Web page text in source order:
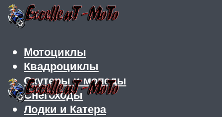
Мотоциклы
Квадроциклы
Скутеры и мопеды
Снегоходы
Лодки и Катера